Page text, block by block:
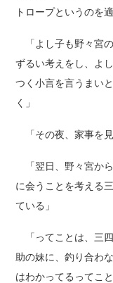
トロープというのを
「よし子も野々宮
ずるい考えをし、よ
つく小言を言うまい
く」
「その夜、家事を
「翌日、野々宮か
に会うことを考える
ている」
「ってことは、三
助の妹に、釣り合わ
はわかってるってこと